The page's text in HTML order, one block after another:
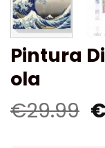
Pintura
ola
€29.99 €